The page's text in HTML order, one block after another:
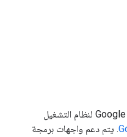
تُعدّ واجهات برمجة التطبيقات Google Fit API لنظام التشغيل
. يتم دعم واجهات برمجة